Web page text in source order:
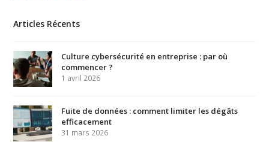
Articles Récents
Culture cybersécurité en entreprise : par où
commencer ?
1 avril 2026
Fuite de données : comment limiter les dégâts
efficacement
31 mars 2026